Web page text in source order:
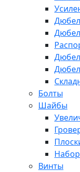
Болты
Шайбы
Винты